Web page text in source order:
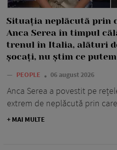
Situația neplăcută prin
Anca Serea în timpul
trenul în Italia, alături
șocați, nu știm ce putem
— PEOPLE 06 august 2026
Anca Serea a povestit pe
extrem de neplăcută prin
+ MAI MULTE